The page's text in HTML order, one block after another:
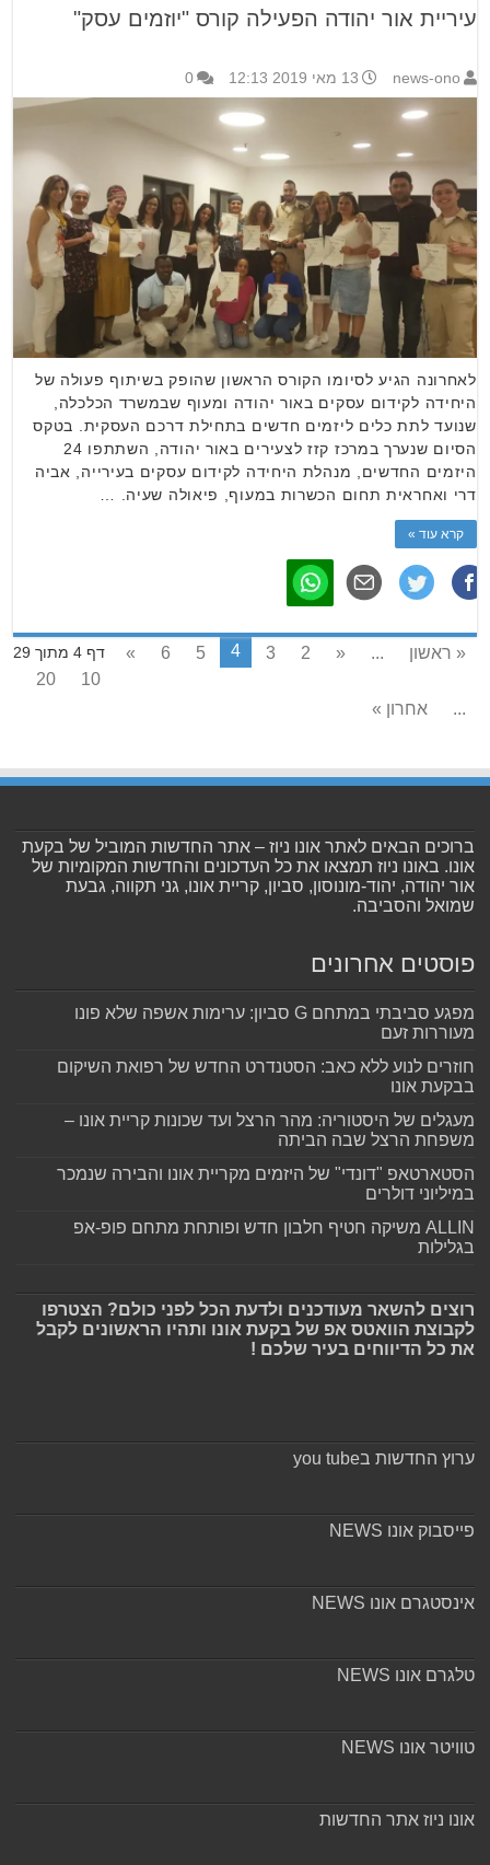
עיריית אור יהודה הפעילה קורס "יוזמים עסק"
news-ono 13 מאי 2019 12:13 0
לאחרונה הגיע לסיומו הקורס הראשון שהופק בשיתוף פעולה של
היחידה לקידום עסקים באור יהודה ומעוף שבמשרד הכלכלה,
שנועד לתת כלים ליזמים חדשים בתחילת דרכם העסקית. בטקס
הסיום שנערך במרכז קזז לצעירים באור יהודה, השתתפו 24
היזמים החדשים, מנהלת היחידה לקידום עסקים בעירייה, אביה
דרי ואחראית תחום הכשרות במעוף, פיאולה שעיה. …
קרא עוד »
דף 4 מתוך 29 « ראשון ...
«
2
3
4
5
6
»
10
20
...
אחרון »
ברוכים הבאים לאתר אונו ניוז – אתר החדשות המוביל של בקעת
אונו. באונו ניוז תמצאו את כל העדכונים והחדשות המקומיות של
אור יהודה, יהוד-מונוסון, סביון, קריית אונו, גני תקווה, גבעת
שמואל והסביבה.
פוסטים אחרונים
מפגע סביבתי במתחם G סביון: ערימות אשפה שלא פונו
מעוררות זעם
חוזרים לנוע ללא כאב: הסטנדרט החדש של רפואת השיקום
בבקעת אונו
מעגלים של היסטוריה: מהר הרצל ועד שכונות קריית אונו –
משפחת הרצל שבה הביתה
הסטארטאפ "דונדי" של היזמים מקריית אונו והבירה שנמכר
במיליוני דולרים
ALLIN משיקה חטיף חלבון חדש ופותחת מתחם פופ-אפ
בגלילות
רוצים להשאר מעודכנים ולדעת הכל לפני כולם? הצטרפו
לקבוצת הוואטס אפ של בקעת אונו ותהיו הראשונים לקבל
את כל הדיווחים בעיר שלכם !
ערוץ החדשות בyou tube
פייסבוק אונו NEWS
אינסטגרם אונו NEWS
טלגרם אונו NEWS
טוויטר אונו NEWS
אונו ניוז אתר החדשות